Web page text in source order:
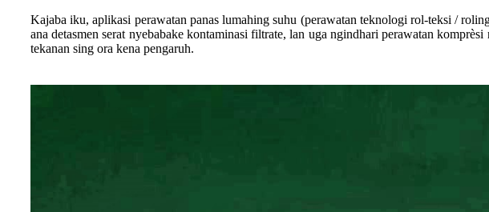
Kajaba iku, aplikasi perawatan panas lumahing suhu (perawatan teknologi rol-teksi /
ana detasmen serat nyebabake kontaminasi filtrate, lan uga ngindhari perawatan
tekanan sing ora kena pengaruh.